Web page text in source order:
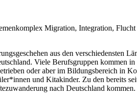
Migration, Integration,
aus den verschiedensten
Viele Berufsgruppen kommen
oder aber im Bildungsbereich in
und Kitakinder. Zu den bereits
nach Deutschland